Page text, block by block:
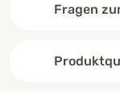
Fragen